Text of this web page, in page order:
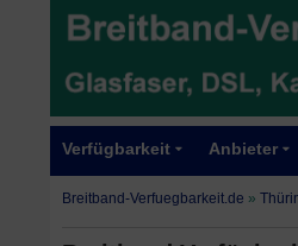
Verfügbarkeit Anbieter
Breitband-Verfuegbarkeit.de »